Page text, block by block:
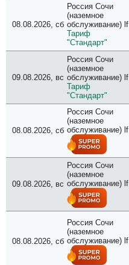
08.08.2026, сб
Россия Сочи
(наземное
обслуживание) lf
Тариф
"Стандарт"
09.08.2026, вс
Россия Сочи
(наземное
обслуживание) lf
Тариф
"Стандарт"
08.08.2026, сб
Россия Сочи
(наземное
обслуживание) lf
09.08.2026, вс
Россия Сочи
(наземное
обслуживание) lf
08.08.2026, сб
Россия Сочи
(наземное
обслуживание) lf